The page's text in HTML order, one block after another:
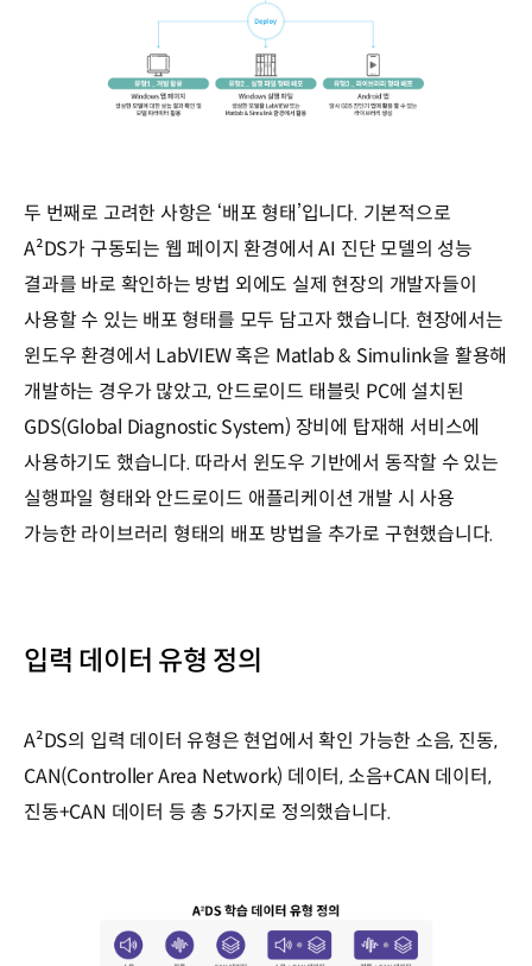
두 번째로 고려한 사항은 ‘배포 형태’입니다. 기본적으로
A²DS가 구동되는 웹 페이지 환경에서 AI 진단 모델의 성능
결과를 바로 확인하는 방법 외에도 실제 현장의 개발자들이
사용할 수 있는 배포 형태를 모두 담고자 했습니다. 현장에서는
윈도우 환경에서 LabVIEW 혹은 Matlab & Simulink을 활용해
개발하는 경우가 많았고, 안드로이드 태블릿 PC에 설치된
GDS(Global Diagnostic System) 장비에 탑재해 서비스에
사용하기도 했습니다. 따라서 윈도우 기반에서 동작할 수 있는
실행파일 형태와 안드로이드 애플리케이션 개발 시 사용
가능한 라이브러리 형태의 배포 방법을 추가로 구현했습니다.
입력 데이터 유형 정의
A²DS의 입력 데이터 유형은 현업에서 확인 가능한 소음, 진동,
CAN(Controller Area Network) 데이터, 소음+CAN 데이터,
진동+CAN 데이터 등 총 5가지로 정의했습니다.